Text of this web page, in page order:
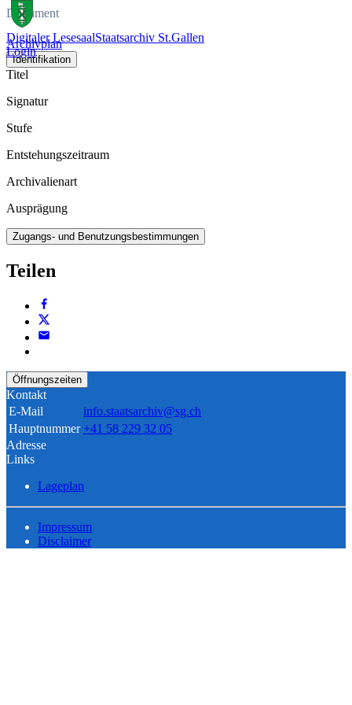
Digitaler LesesaalStaatsarchiv St.Gallen
Login
Dokument
Archivplan
Identifikation
Titel
Signatur
Stufe
Entstehungszeitraum
Archivalienart
Ausprägung
Zugangs- und Benutzungsbestimmungen
Teilen
Öffnungszeiten
Kontakt
E-Mail
info.staatsarchiv@sg.ch
Hauptnummer +41 58 229 32 05
Adresse
Links
Lageplan
Impressum
Disclaimer